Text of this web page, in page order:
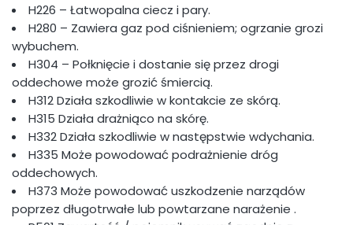
H226 – Łatwopalna ciecz i pary.
H280 – Zawiera gaz pod ciśnieniem; ogrzanie grozi
wybuchem.
H304 – Połknięcie i dostanie się przez drogi
oddechowe może grozić śmiercią.
H312 Działa szkodliwie w kontakcie ze skórą.
H315 Działa drażniąco na skórę.
H332 Działa szkodliwie w następstwie wdychania.
H335 Może powodować podrażnienie dróg
oddechowych.
H373 Może powodować uszkodzenie narządów
poprzez długotrwałe lub powtarzane narażenie .